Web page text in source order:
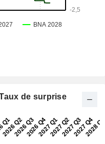
de surprise